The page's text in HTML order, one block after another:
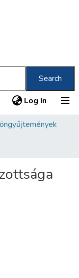
Search
Log In (current)